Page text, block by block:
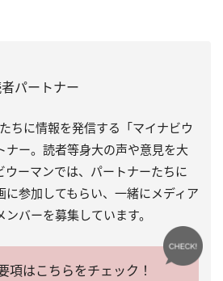
パートナー
ちに情報を発信する「マイナビウ
ナー。読者等身大の声や意見を大
ウーマンでは、パートナーたちに
に参加してもらい、一緒にメディア
バーを募集しています。
項はこちらをチェック！